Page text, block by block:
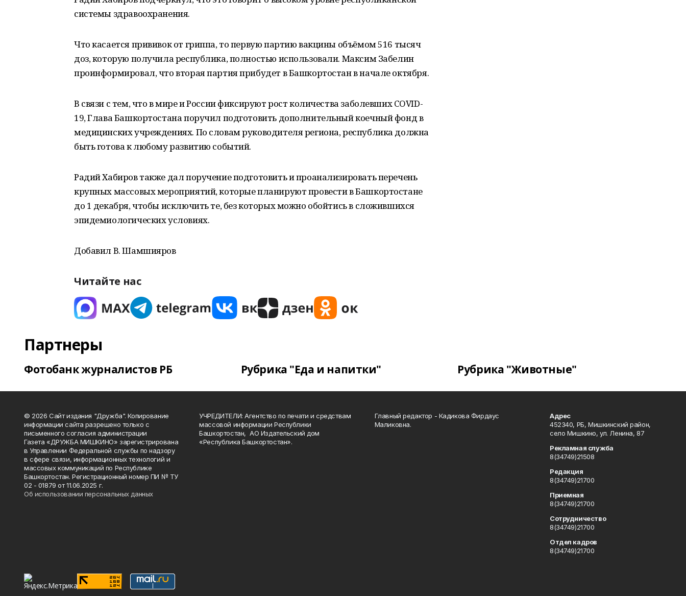
системы здравоохранения.
Что касается прививок от гриппа, то первую партию вакцины объёмом 516 тысяч
доз, которую получила республика, полностью использовали. Максим Забелин
проинформировал, что вторая партия прибудет в Башкортостан в начале октября.
В связи с тем, что в мире и России фиксируют рост количества заболевших COVID-
19, Глава Башкортостана поручил подготовить дополнительный коечный фонд в
медицинских учреждениях. По словам руководителя региона, республика должна
быть готова к любому развитию событий.
Радий Хабиров также дал поручение подготовить и проанализировать перечень
крупных массовых мероприятий, которые планируют провести в Башкортостане
до 1 декабря, чтобы исключить те, без которых можно обойтись в сложившихся
эпидемиологических условиях.
Добавил В. Шамшияров
Читайте нас
Партнеры
Фотобанк журналистов РБ Рубрика "Еда и напитки" Рубрика "Животные"
© 2026 Сайт издания "Дружба". Копирование
информации сайта разрешено только с
письменного согласия администрации
Газета «ДРУЖБА МИШКИНО» зарегистрирована
в Управлении Федеральной службы по надзору
в сфере связи, информационных технологий и
массовых коммуникаций по Республике
Башкортостан. Регистрационный номер ПИ № ТУ
02 - 01879 от 11.06.2025 г.
Об использовании персональных данных
УЧРЕДИТЕЛИ: Агентство по печати и средствам
массовой информации Республики
Башкортостан, АО Издательский дом
«Республика Башкортостан».
Главный редактор - Кадикова Фирдаус
Маликовна.
Адрес
452340, РБ, Мишкинский район,
село Мишкино, ул. Ленина, 87
Рекламная служба
8(34749)21508
Редакция
8(34749)21700
Приемная
8(34749)21700
Сотрудничество
8(34749)21700
Отдел кадров
8(34749)21700